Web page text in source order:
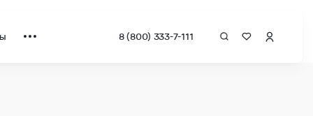
8 (800) 333-7-111